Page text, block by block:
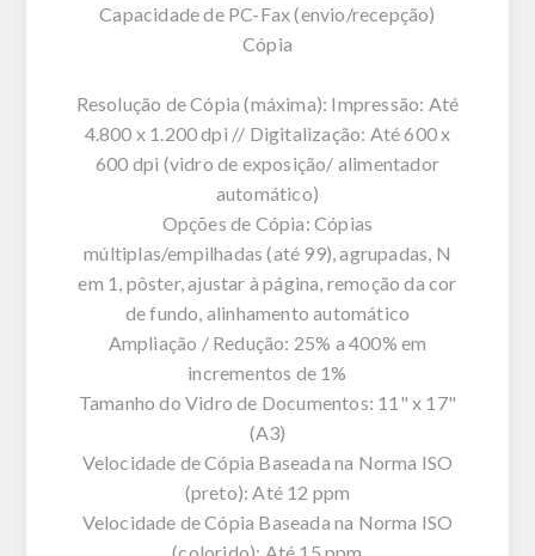
Capacidade de PC-Fax (envio/recepção)
Cópia
Resolução de Cópia (máxima): Impressão: Até
4.800 x 1.200 dpi // Digitalização: Até 600 x
600 dpi (vidro de exposição/ alimentador
automático)
Opções de Cópia: Cópias
múltiplas/empilhadas (até 99), agrupadas, N
em 1, pôster, ajustar à página, remoção da cor
de fundo, alinhamento automático
Ampliação / Redução: 25% a 400% em
incrementos de 1%
Tamanho do Vidro de Documentos: 11" x 17"
(A3)
Velocidade de Cópia Baseada na Norma ISO
(preto): Até 12 ppm
Velocidade de Cópia Baseada na Norma ISO